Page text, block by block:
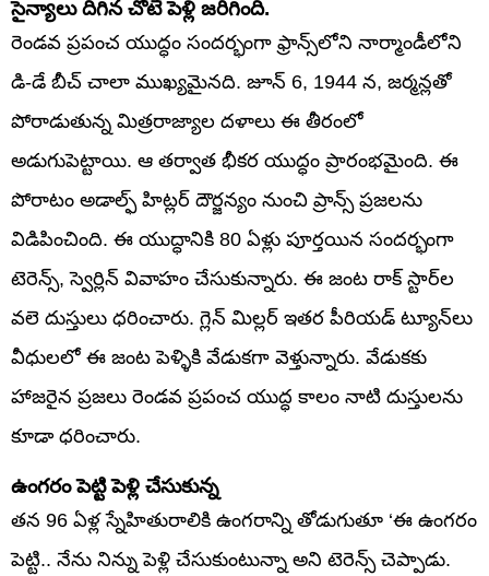
సైన్యాలు దిగిన చోటే పెళ్లి జరిగింది.
రెండవ ప్రపంచ యుద్ధం సందర్భంగా ఫ్రాన్స్‌లోని నార్మాండీలోని
డి-డే బీచ్ చాలా ముఖ్యమైనది. జూన్ 6, 1944 న, జర్మన్లతో
పోరాడుతున్న మిత్రరాజ్యాల దళాలు ఈ తీరంలో
అడుగుపెట్టాయి. ఆ తర్వాత భీకర యుద్ధం ప్రారంభమైంది. ఈ
పోరాటం అడాల్ఫ్ హిట్లర్ దౌర్జన్యం నుంచి ప్రాన్స్ ప్రజలను
విడిపించింది. ఈ యుద్ధానికి 80 ఏళ్లు పూర్తయిన సందర్భంగా
టెరెన్స్, స్వెర్లిన్ వివాహం చేసుకున్నారు. ఈ జంట రాక్ స్టార్‌ల
వలె దుస్తులు ధరించారు. గ్లెన్ మిల్లర్ ఇతర పీరియడ్ ట్యూన్‌లు
వీధులలో ఈ జంట పెళ్ళికి వేడుకగా వెళ్తున్నారు. వేడుకకు
హాజరైన ప్రజలు రెండవ ప్రపంచ యుద్ధ కాలం నాటి దుస్తులను
కూడా ధరించారు.
ఉంగరం పెట్టి పెళ్లి చేసుకున్న
తన 96 ఏళ్ల స్నేహితురాలికి ఉంగరాన్ని తోడుగుతూ ‘ఈ ఉంగరం
పెట్టి.. నేను నిన్ను పెళ్లి చేసుకుంటున్నా అని టెరెన్స్ చెప్పాడు.